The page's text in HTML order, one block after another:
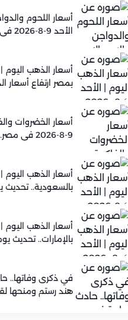
أسعار اللحوم
الأحد 9-8-2026 في مصر.. اخر تحديث
بمصر ارتفاع
أسعار الخضروات
9-8-2026 في مصر.. اخر تحديث
بالسعودية.. تحديث
بالإمارات.. تحديث
في ذكرى وفاتها..
هند رستم ومنحها